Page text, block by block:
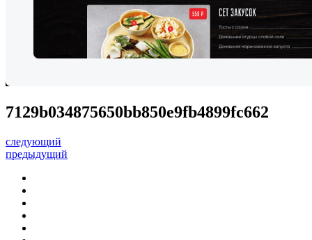
7129b034875650bb850e9fb4899fc662
следующий
предыдущий